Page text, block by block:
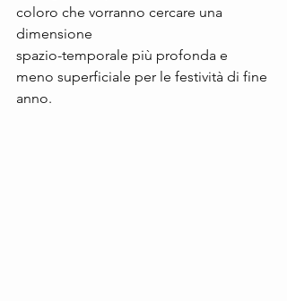
coloro che vorranno cercare una
dimensione
spazio-temporale più profonda e
meno superficiale per le festività di fine
anno.